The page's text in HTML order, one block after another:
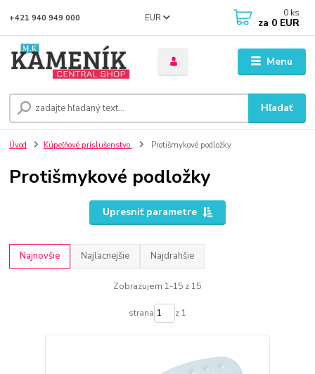
Menu
EUR
Hľadať
+421 940 949 000 0 ks
za 0 EUR
Úvod Kúpeľňové príslušenstvo Protišmykové podložky
Protišmykové podložky
Upresniť parametre
Najnovšie Najlacnejšie Najdrahšie
Zobrazujem 1-15 z 15
strana z 1